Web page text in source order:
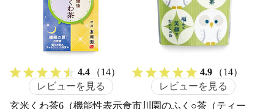
4.4
（14）
レビューを見る
玄米くわ茶6（機能性表示食
4.9
（14）
レビューを見る
市川園のふく○茶（ティー